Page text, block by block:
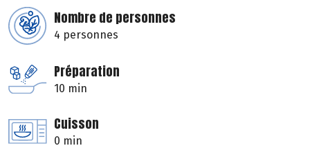
Nombre de personnes
4 personnes
Préparation
10 min
Cuisson
0 min